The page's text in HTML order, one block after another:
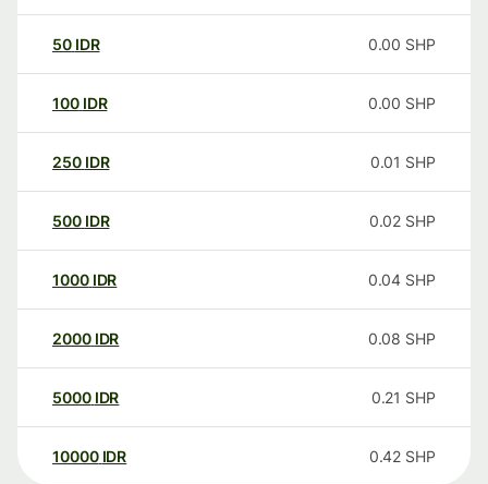
50 IDR 0.00 SHP
100 IDR 0.00 SHP
250 IDR 0.01 SHP
500 IDR 0.02 SHP
1000 IDR 0.04 SHP
2000 IDR 0.08 SHP
5000 IDR 0.21 SHP
10000 IDR 0.42 SHP